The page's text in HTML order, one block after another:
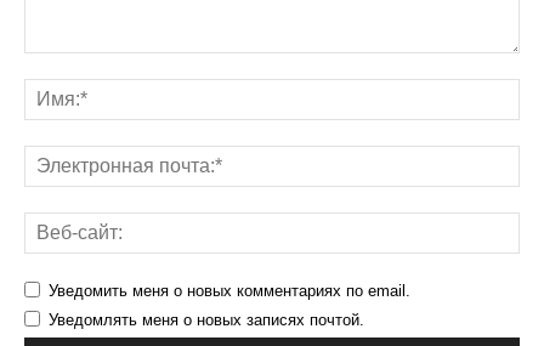
Уведомить меня о новых комментариях по email.
Уведомлять меня о новых записях почтой.